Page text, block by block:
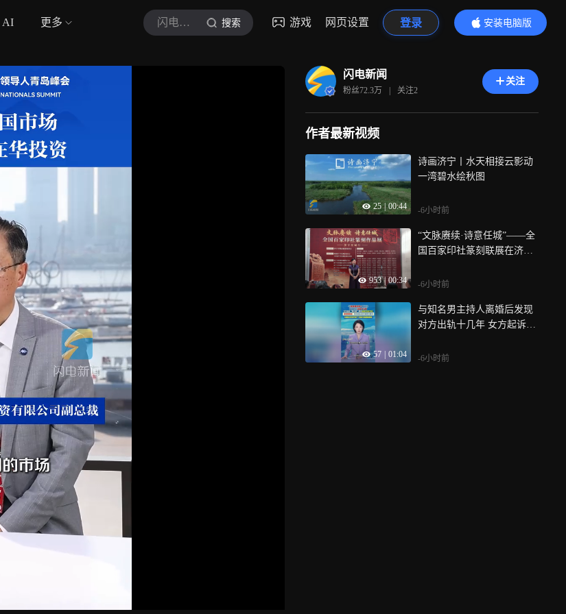
AI 更多 闪电新闻 搜索 游戏 网页设置 登录
安装电脑版
内容更精彩
闪电新闻
粉丝72.3万 | 关注2
关注
作者最新视频
25 00:44
诗画济宁丨水天相接云影动
一湾碧水绘秋图
-6小时前
953 | 00:34
“文脉赓续·诗意任城”——全
国百家印社篆刻联展在济宁
-6小时前
57 01:04
与知名男主持人离婚后发现
对方出轨十几年 女方起诉
-6小时前